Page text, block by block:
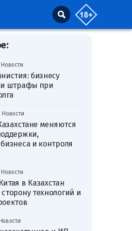
Новости
бизнесу
штрафы при
Новости
меняются
и контроля
Новости
в Казахстан
технологий и
Новости